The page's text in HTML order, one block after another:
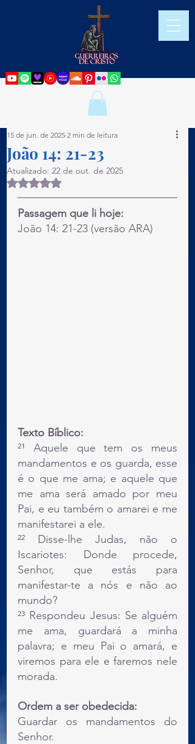
João 14: 21-23
15 de jun. de 2025 2 min de leitura
Atualizado: 22 de out. de 2025
Avaliado com NaN de 5 estrelas.
Passagem que li hoje:
João 14: 21-23 (versão ARA)
Texto Bíblico:
²¹ Aquele que tem os meus
mandamentos e os guarda, esse
é o que me ama; e aquele que
me ama será amado por meu
Pai, e eu também o amarei e me
manifestarei a ele.
²² Disse-lhe Judas, não o
Iscariotes: Donde procede,
Senhor, que estás para
manifestar-te a nós e não ao
mundo?
²³ Respondeu Jesus: Se alguém
me ama, guardará a minha
palavra; e meu Pai o amará, e
viremos para ele e faremos nele
morada.
Ordem a ser obedecida:
Guardar os mandamentos do
Senhor.